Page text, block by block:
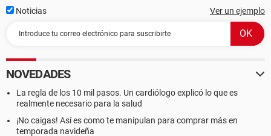
Noticias Ver un ejemplo
NOVEDADES
La regla de los 10 mil pasos. Un cardiólogo explicó lo que es
realmente necesario para la salud
¡No caigas! Así es como te manipulan para comprar más en
temporada navideña